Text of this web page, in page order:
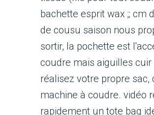
bachette esprit wax ;; cm
de cousu saison nous
sortir, la pochette est
coudre mais aiguilles
réalisez votre propre
machine à coudre. vidéo
rapidement un tote bag